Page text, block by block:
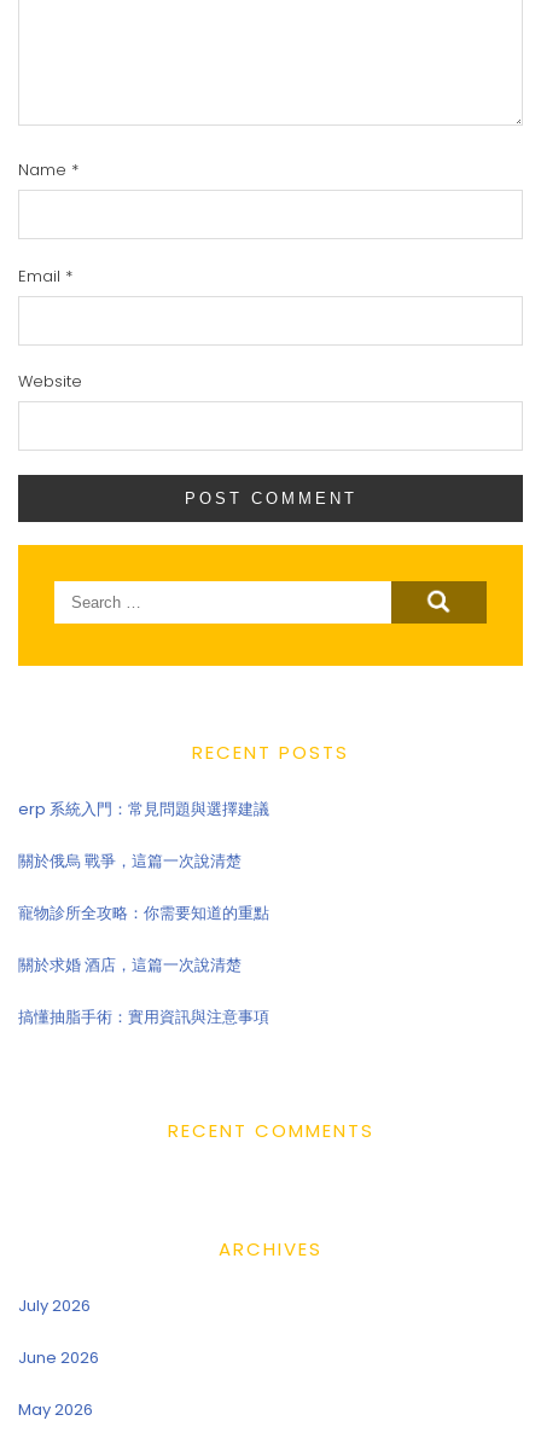
Name *
Email *
Website
Search
for:
RECENT POSTS
erp 系統入門：常見問題與選擇建議
關於俄烏 戰爭，這篇一次說清楚
寵物診所全攻略：你需要知道的重點
關於求婚 酒店，這篇一次說清楚
搞懂抽脂手術：實用資訊與注意事項
RECENT COMMENTS
ARCHIVES
July 2026
June 2026
May 2026